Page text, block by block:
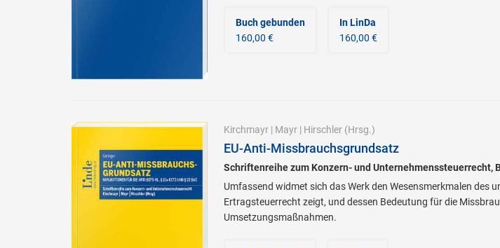
Buch gebunden
160,00 €
In LinDa
160,00 €
Kirchmayr| Mayr| Hirschler(Hrsg.)
EU-Anti-Missbrauchsgrundsatz
Schriftenreihe zum Konzern- und Unternehmenssteuerrecht,
Umfassend widmet sich das Werk den Wesensmerkmalen des
Ertragsteuerrecht zeigt, und dessen Bedeutung für die
Umsetzungsmaßnahmen.